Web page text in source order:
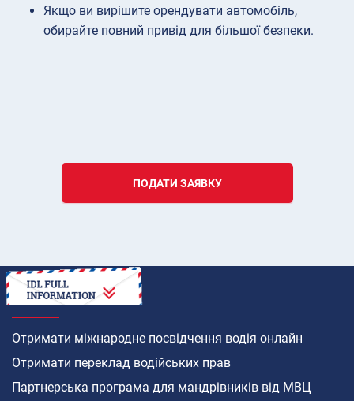
Якщо ви вирішите орендувати автомобіль,
обирайте повний привід для більшої безпеки.
ПОДАТИ ЗАЯВКУ
ЯК
Отримати міжнародне посвідчення водія онлайн
Отримати переклад водійських прав
Партнерська програма для мандрівників від МВЦ